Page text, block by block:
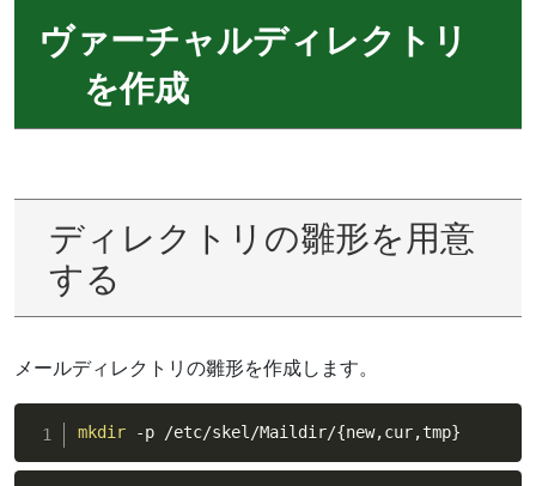
ヴァーチャルディレクトリ
を作成
ディレクトリの雛形を用意
する
メールディレクトリの雛形を作成します。
mkdir -p /etc/skel/Maildir/{new,cur,tmp}